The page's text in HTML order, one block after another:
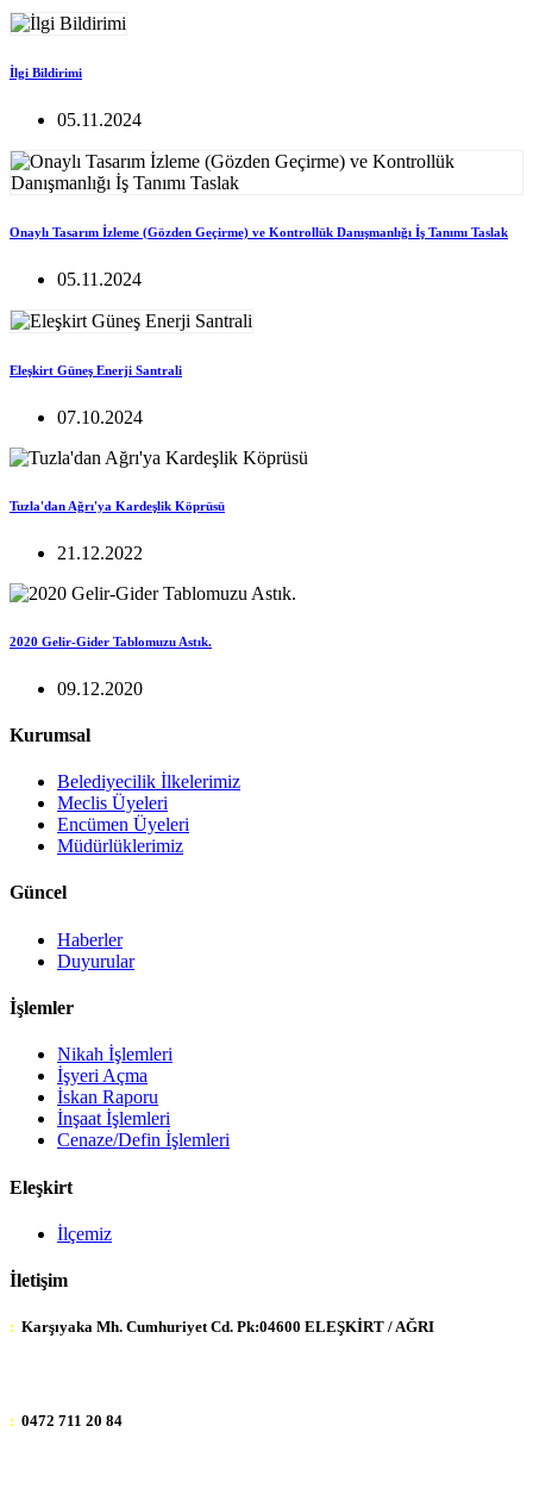
İlgi Bildirimi
05.11.2024
Onaylı Tasarım İzleme (Gözden Geçirme) ve Kontrollük Danışmanlığı İş Tanımı Taslak
05.11.2024
Eleşkirt Güneş Enerji Santrali
07.10.2024
Tuzla'dan Ağrı'ya Kardeşlik Köprüsü
21.12.2022
2020 Gelir-Gider Tablomuzu Astık.
09.12.2020
Kurumsal
Belediyecilik İlkelerimiz
Meclis Üyeleri
Encümen Üyeleri
Müdürlüklerimiz
Güncel
Haberler
Duyurular
İşlemler
Nikah İşlemleri
İşyeri Açma
İskan Raporu
İnşaat İşlemleri
Cenaze/Defin İşlemleri
Eleşkirt
İlçemiz
İletişim
: Karşıyaka Mh. Cumhuriyet Cd. Pk:04600 ELEŞKİRT / AĞRI
: 0472 711 20 84